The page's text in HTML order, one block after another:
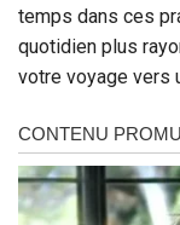
temps dans ces
quotidien plus
votre voyage vers